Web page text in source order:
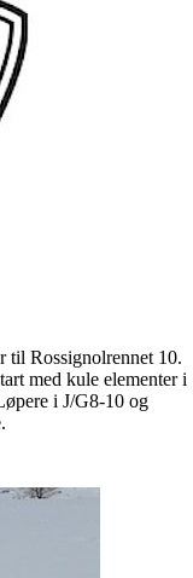
Rossignolrennet 10.
med kule elementer i
i J/G8-10 og